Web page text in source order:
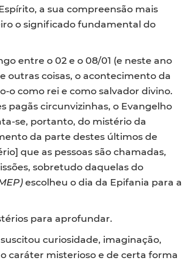
a sua compreensão mais
o significado fundamental do
entre o 02 e o 08/01 (e neste ano
outras coisas, o acontecimento da
o como rei e como salvador divino.
pagãs circunvizinhas, o Evangelho
se, portanto, do mistério da
da parte destes últimos de
que as pessoas são chamadas,
sobretudo daquelas do
escolheu o dia da Epifania para a
para aprofundar.
curiosidade, imaginação,
caráter misterioso e de certa forma